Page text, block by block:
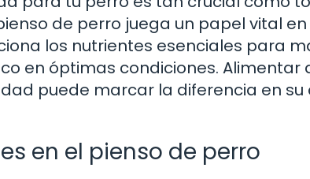
de perro juega un papel vital
los nutrientes esenciales para
en óptimas condiciones. Alimentar
puede marcar la diferencia en su
en el pienso de perro